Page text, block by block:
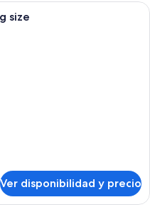
de cama hipoalergénica y
size
Ver disponibilidad y precio